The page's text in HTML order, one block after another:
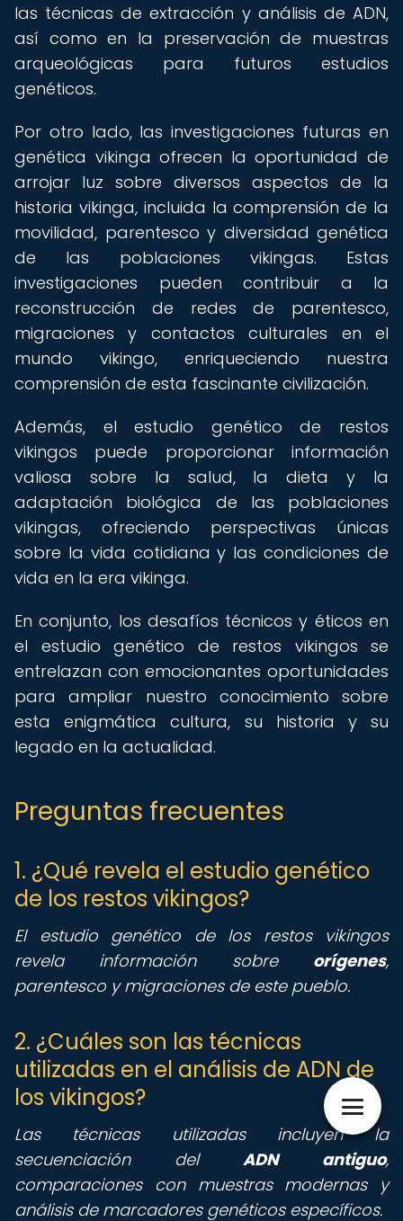
las técnicas de extracción y análisis de ADN,
así como en la preservación de muestras
arqueológicas para futuros estudios
genéticos.
Por otro lado, las investigaciones futuras en
genética vikinga ofrecen la oportunidad de
arrojar luz sobre diversos aspectos de la
historia vikinga, incluida la comprensión de la
movilidad, parentesco y diversidad genética
de las poblaciones vikingas. Estas
investigaciones pueden contribuir a la
reconstrucción de redes de parentesco,
migraciones y contactos culturales en el
mundo vikingo, enriqueciendo nuestra
comprensión de esta fascinante civilización.
Además, el estudio genético de restos
vikingos puede proporcionar información
valiosa sobre la salud, la dieta y la
adaptación biológica de las poblaciones
vikingas, ofreciendo perspectivas únicas
sobre la vida cotidiana y las condiciones de
vida en la era vikinga.
En conjunto, los desafíos técnicos y éticos en
el estudio genético de restos vikingos se
entrelazan con emocionantes oportunidades
para ampliar nuestro conocimiento sobre
esta enigmática cultura, su historia y su
legado en la actualidad.
Preguntas frecuentes
1. ¿Qué revela el estudio genético
de los restos vikingos?
El estudio genético de los restos vikingos
revela información sobre orígenes,
parentesco y migraciones de este pueblo.
2. ¿Cuáles son las técnicas
utilizadas en el análisis de ADN de
los vikingos?
Las técnicas utilizadas incluyen la
secuenciación del ADN antiguo,
comparaciones con muestras modernas y
análisis de marcadores genéticos específicos.